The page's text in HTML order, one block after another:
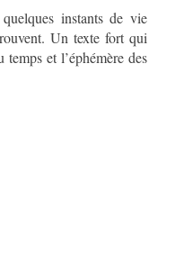
instants de vie
et l’éphémère des